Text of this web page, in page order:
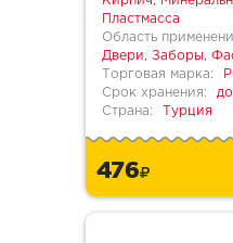
Пластмасса
Область
Двери, Заборы,
Торговая марка:
Срок хранения:
Страна:
Турция
476